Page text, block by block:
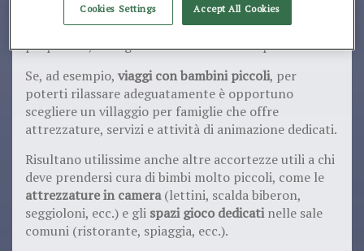
Per te e per tutte le persone che cercano una
vacanza all’insegna del relaxe in compagnia dei
propri cari, le esigenze cambiano. E non poco.
Se, ad esempio, viaggi con bambini piccoli, per
poterti rilassare adeguatamente è opportuno
scegliere un villaggio per famiglie che offre
attrezzature, servizi e attività di animazione dedicati.
Risultano utilissime anche altre accortezze utili a chi
deve prendersi cura di bimbi molto piccoli, come le
attrezzature in camera(lettini, scalda biberon,
seggioloni, ecc.) e gli spazi gioco dedicatinelle sale
comuni (ristorante, spiaggia, ecc.).
Cookies Settings Accept All Cookies